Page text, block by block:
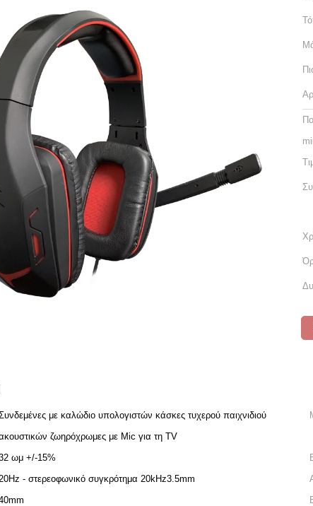
με καλώδιο υπολογιστών κάσκες τυχερού παιχνιδιού
ζωηρόχρωμες με Mic για τη TV
ωμ +/-15%
- στερεοφωνικό συγκρότημα 20kHz3.5mm